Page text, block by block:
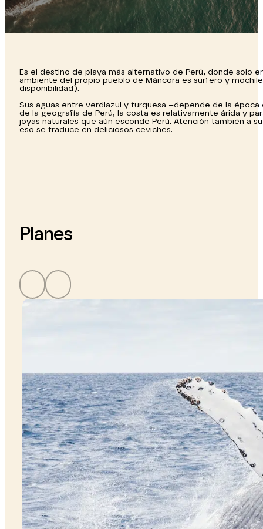
Es el destino de playa más alternativo de Perú, donde solo
ambiente del propio pueblo de Máncora es surfero y
disponibilidad).
Sus aguas entre verdiazul y turquesa –depende de la
de la geografía de Perú, la costa es relativamente árida y
joyas naturales que aún esconde Perú. Atención también a
eso se traduce en deliciosos ceviches.
Planes